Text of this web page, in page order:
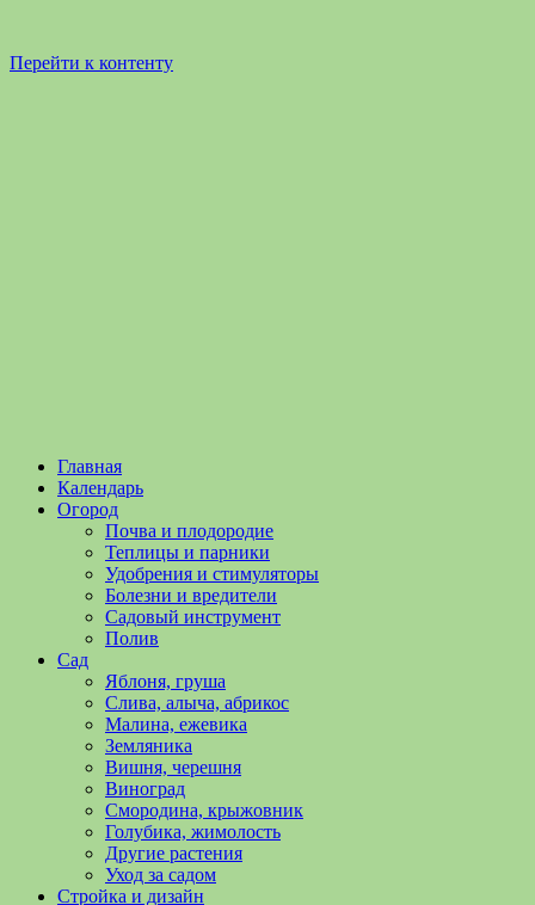
Перейти к контенту
Садоводство
Огородничество
Садоводство
огородничество
полезные
уходу
овощами,
растениями
Поможем
обустройстве
Главная
Календарь
Огород
Почва и плодородие
Теплицы и парники
Удобрения и стимуляторы
Болезни и вредители
Садовый инструмент
Полив
Сад
Яблоня, груша
Слива, алыча, абрикос
Малина, ежевика
Земляника
Вишня, черешня
Виноград
Смородина, крыжовник
Голубика, жимолость
Другие растения
Уход за садом
Стройка и дизайн